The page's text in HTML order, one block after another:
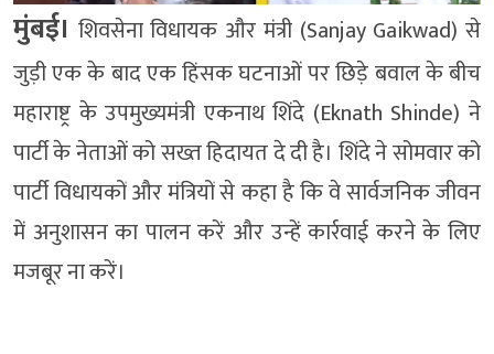
मुंबई। शिवसेना विधायक और मंत्री (Sanjay Gaikwad) से
जुड़ी एक के बाद एक हिंसक घटनाओं पर छिड़े बवाल के बीच
महाराष्ट्र के उपमुख्यमंत्री एकनाथ शिंदे (Eknath Shinde) ने
पार्टी के नेताओं को सख्त हिदायत दे दी है। शिंदे ने सोमवार को
पार्टी विधायकों और मंत्रियों से कहा है कि वे सार्वजनिक जीवन
में अनुशासन का पालन करें और उन्हें कार्रवाई करने के लिए
मजबूर ना करें।